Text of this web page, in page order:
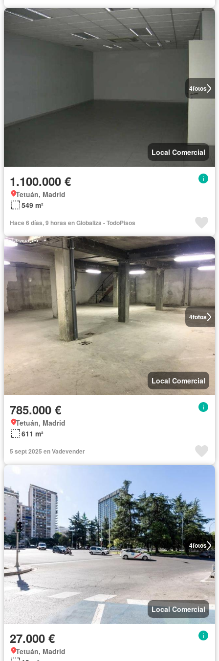
4fotos
Local Comercial
1.100.000 €
Tetuán, Madrid
549 m²
Hace 6 días, 9 horas en Globaliza - TodoPisos
4fotos
Local Comercial
785.000 €
Tetuán, Madrid
611 m²
5 sept 2025 en Vadevender
4fotos
Local Comercial
27.000 €
Tetuán, Madrid